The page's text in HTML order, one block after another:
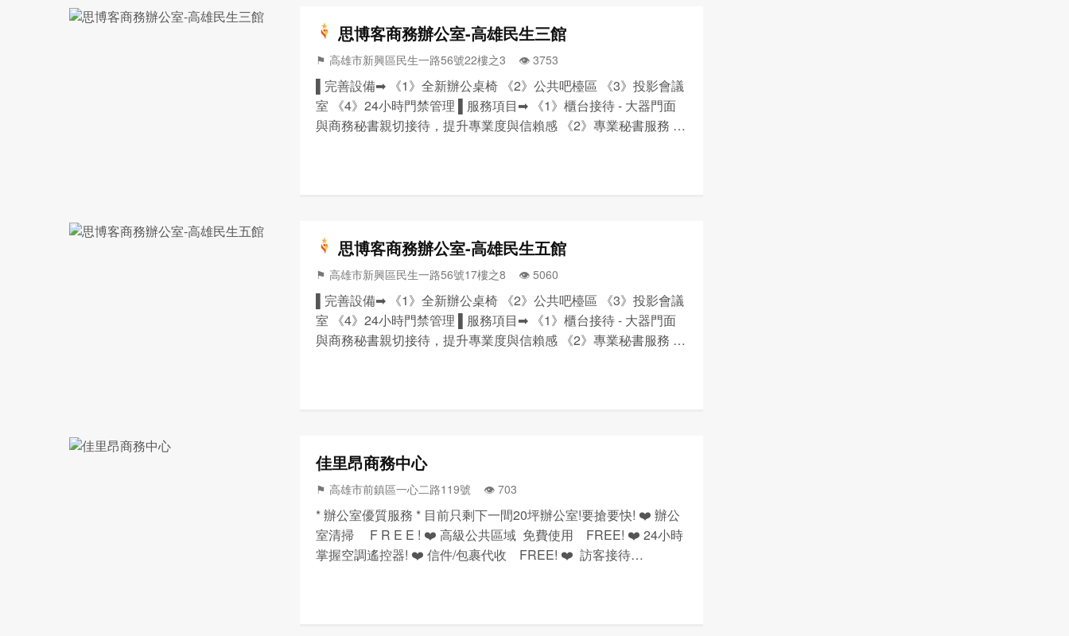
思博客商務辦公室-高雄民生三館
⚑ 高雄市新興區民生一路56號22樓之3 👁️‍ 3753
▌完善設備➡ 《1》全新辦公桌椅 《2》公共吧檯區 《3》投影會議
室 《4》24小時門禁管理 ▌服務項目➡ 《1》櫃台接待 - 大器門面
與商務秘書親切接待，提升專業度與信賴感 《2》專業秘書服務 -
思博客商務辦公室-高雄民生五館
⚑ 高雄市新興區民生一路56號17樓之8 👁️‍ 5060
▌完善設備➡ 《1》全新辦公桌椅 《2》公共吧檯區 《3》投影會議
室 《4》24小時門禁管理 ▌服務項目➡ 《1》櫃台接待 - 大器門面
與商務秘書親切接待，提升專業度與信賴感 《2》專業秘書服務 -
佳里昂商務中心
⚑ 高雄市前鎮區一心二路119號 👁️‍ 703
* 辦公室優質服務 * 目前只剩下一間20坪辦公室!要搶要快! ❤️ 辦公
室清掃 F R E E ! ❤️ 高級公共區域 免費使用 FREE! ❤️ 24小時
掌握空調遙控器! ❤️ 信件/包裹代收 FREE! ❤️ 訪客接待